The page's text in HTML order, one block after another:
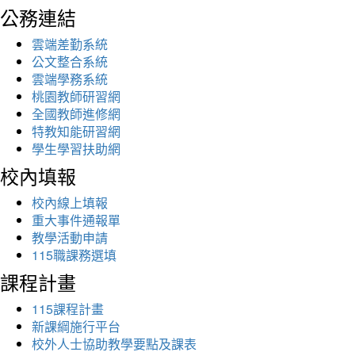
公務連結
雲端差勤系統
公文整合系統
雲端學務系統
桃園教師研習網
全國教師進修網
特教知能研習網
學生學習扶助網
校內填報
校內線上填報
重大事件通報單
教學活動申請
115職課務選填
課程計畫
115課程計畫
新課綱施行平台
校外人士協助教學要點及課表